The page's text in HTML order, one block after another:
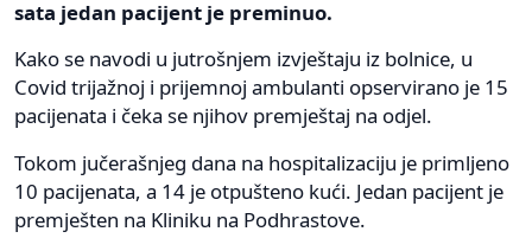
sata jedan pacijent je preminuo.
Kako se navodi u jutrošnjem izvještaju iz bolnice, u
Covid trijažnoj i prijemnoj ambulanti opservirano je 15
pacijenata i čeka se njihov premještaj na odjel.
Tokom jučerašnjeg dana na hospitalizaciju je primljeno
10 pacijenata, a 14 je otpušteno kući. Jedan pacijent je
premješten na Kliniku na Podhrastove.